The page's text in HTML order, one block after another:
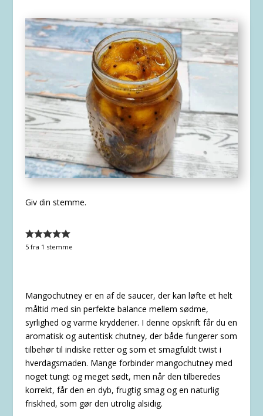
Giv din stemme.
5fra 1 stemme
Mangochutney er en af de saucer, der kan løfte et helt
måltid med sin perfekte balance mellem sødme,
syrlighed og varme krydderier. I denne opskrift får du en
aromatisk og autentisk chutney, der både fungerer som
tilbehør til indiske retter og som et smagfuldt twist i
hverdagsmaden. Mange forbinder mangochutney med
noget tungt og meget sødt, men når den tilberedes
korrekt, får den en dyb, frugtig smag og en naturlig
friskhed, som gør den utrolig alsidig.